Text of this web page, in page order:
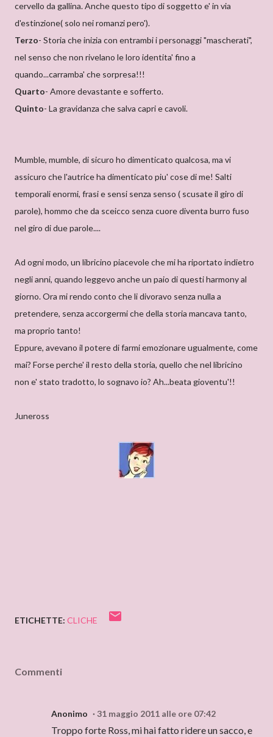
cervello da gallina. Anche questo tipo di soggetto e' in via
d'estinzione( solo nei romanzi pero').
Terzo- Storia che inizia con entrambi i personaggi "mascherati",
nel senso che non rivelano le loro identita' fino a
quando...carramba' che sorpresa!!!
Quarto- Amore devastante e sofferto.
Quinto- La gravidanza che salva capri e cavoli.
Mumble, mumble, di sicuro ho dimenticato qualcosa, ma vi
assicuro che l'autrice ha dimenticato piu' cose di me! Salti
temporali enormi, frasi e sensi senza senso ( scusate il giro di
parole), hommo che da sceicco senza cuore diventa burro fuso
nel giro di due parole....
Ad ogni modo, un libricino piacevole che mi ha riportato indietro
negli anni, quando leggevo anche un paio di questi harmony al
giorno. Ora mi rendo conto che li divoravo senza nulla a
pretendere, senza accorgermi che della storia mancava tanto,
ma proprio tanto!
Eppure, avevano il potere di farmi emozionare ugualmente, come
mai? Forse perche' il resto della storia, quello che nel libricino
non e' stato tradotto, lo sognavo io? Ah...beata gioventu'!!
Juneross
ETICHETTE: CLICHE
Commenti
Anonimo 31 maggio 2011 alle ore 07:42
Troppo forte Ross, mi hai fatto ridere un sacco, e